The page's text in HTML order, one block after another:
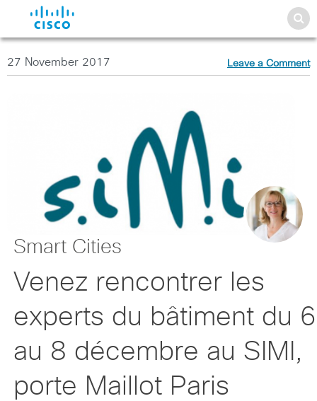
27 November 2017 Leave a Comment
Smart Cities
Venez rencontrer les
experts du bâtiment du 6
au 8 décembre au SIMI,
porte Maillot Paris